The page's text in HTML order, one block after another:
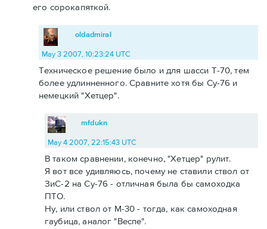
его сорокапяткой.
oldadmiral
May 3 2007, 10:23:24 UTC
Техническое решение было и для шасси Т-70, тем
более удлинненного. Сравните хотя бы Су-76 и
немецкий "Хетцер".
mfdukn
May 4 2007, 22:15:43 UTC
В таком сравнении, конечно, "Хетцер" рулит.
Я вот все удивляюсь, почему не ставили ствол от
ЗиС-2 на Су-76 - отличная была бы самоходка
ПТО.
Ну, или ствол от М-30 - тогда, как самоходная
гаубица, аналог "Веспе".